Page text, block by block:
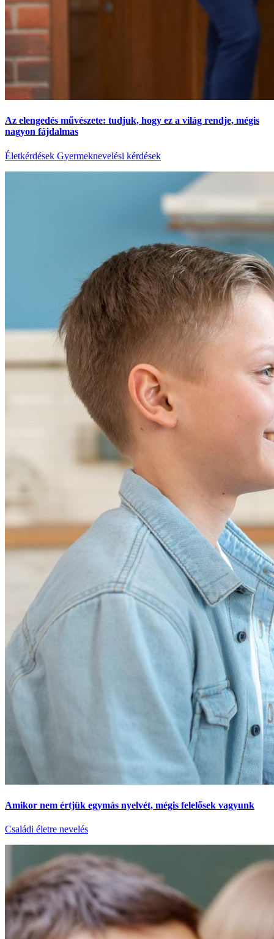
Az elengedés művészete: tudjuk, hogy ez a világ rendje, mégis
nagyon fájdalmas
Életkérdések Gyermeknevelési kérdések
Amikor nem értjük egymás nyelvét, mégis felelősek vagyunk
Családi életre nevelés